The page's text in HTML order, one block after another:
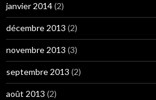
janvier 2014(2)
décembre 2013 (2)
novembre 2013 (3)
septembre 2013 (2)
août 2013 (2)